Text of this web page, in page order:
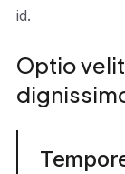
id.
Optio